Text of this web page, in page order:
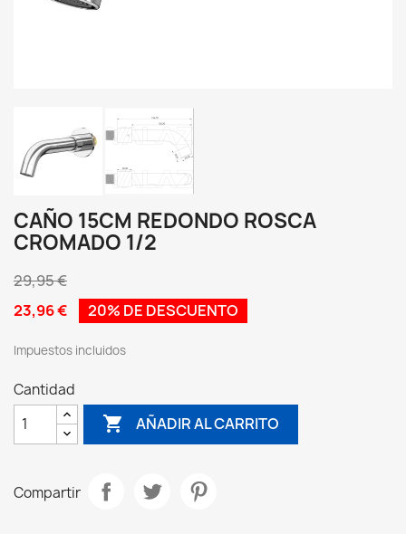
CAÑO 15CM REDONDO ROSCA
CROMADO 1/2
29,95 €
23,96 €
20% DE DESCUENTO
Impuestos incluidos
Cantidad
 AÑADIR AL CARRITO
Compartir